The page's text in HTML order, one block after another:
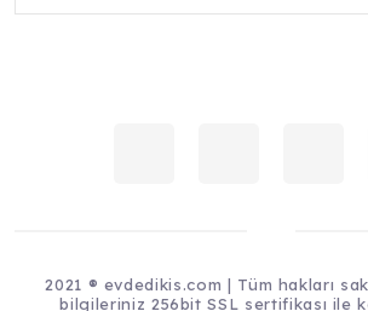
2021 ® evdedikis.com | Tüm hakları
bilgileriniz 256bit SSL sertifikası ile